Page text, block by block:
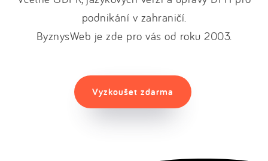
podnikání v zahraničí.
ByznysWeb je zde pro vás od roku 2003.
Vyzkoušet zdarma